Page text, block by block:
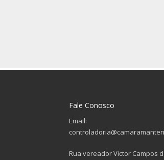
Fale Conosco
Email:
Rua vereador Victor Campos